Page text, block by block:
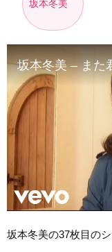
坂本冬美
坂本冬美 – また
坂本冬美の37枚目の